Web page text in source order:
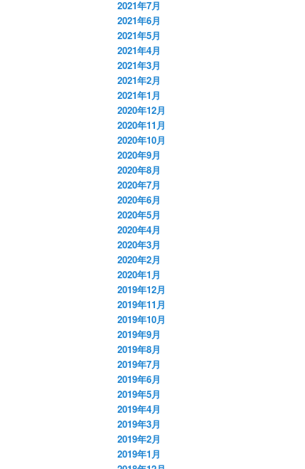
2021年7月
2021年6月
2021年5月
2021年4月
2021年3月
2021年2月
2021年1月
2020年12月
2020年11月
2020年10月
2020年9月
2020年8月
2020年7月
2020年6月
2020年5月
2020年4月
2020年3月
2020年2月
2020年1月
2019年12月
2019年11月
2019年10月
2019年9月
2019年8月
2019年7月
2019年6月
2019年5月
2019年4月
2019年3月
2019年2月
2019年1月